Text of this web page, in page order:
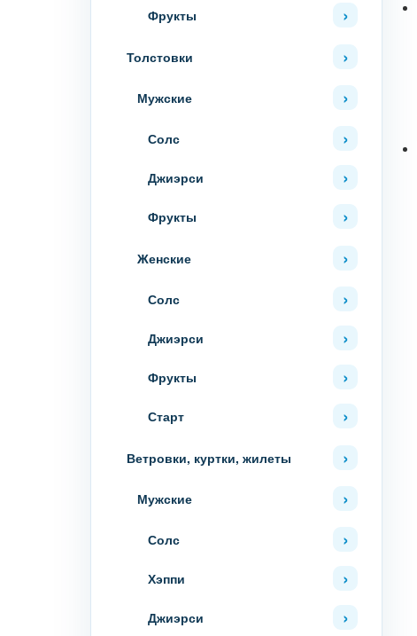
Фрукты
Толстовки
Мужские
Солс
Джиэрси
Фрукты
Женские
Солс
Джиэрси
Фрукты
Старт
Ветровки, куртки, жилеты
Мужские
Солс
Хэппи
Джиэрси